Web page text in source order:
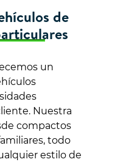
de
un
Nuestra
compactos
todo
estilo de